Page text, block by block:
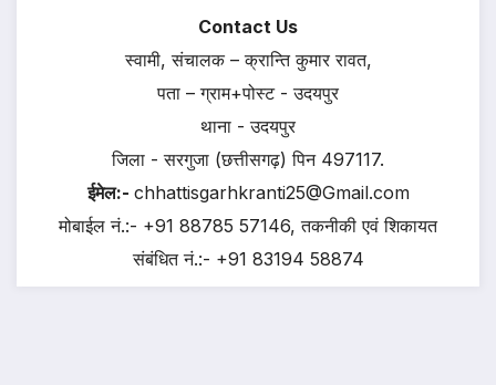
Contact Us
स्वामी, संचालक – क्रान्ति कुमार रावत,
पता – ग्राम+पोस्ट - उदयपुर
थाना - उदयपुर
जिला - सरगुजा (छत्तीसगढ़) पिन 497117.
ईमेल:- chhattisgarhkranti25@Gmail.com
मोबाईल नं.:- +91 88785 57146, तकनीकी एवं शिकायत
संबंधित नं.:- +91 83194 58874